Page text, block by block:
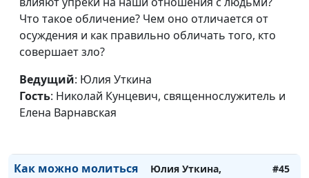
Что такое обличение? Чем оно отличается от
осуждения и как правильно обличать того, кто
совершает зло?
Ведущий: Юлия Уткина
Гость: Николай Кунцевич, священнослужитель и
Елена Варнавская
Служить двум
Юлия Уткина, Николай
Кунцевич,
Как правильно
молиться в последние
Юлия Уткина, Николай
#46
Как можно молиться
Юлия Уткина,
#45